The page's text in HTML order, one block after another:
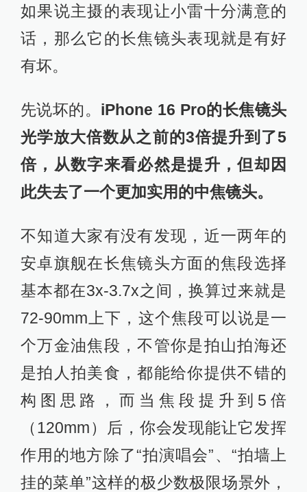
如果说主摄的表现让小雷十分满意的
话，那么它的长焦镜头表现就是有好
有坏。
先说坏的。 iPhone 16 Pro的长焦镜头
光学放大倍数从之前的3倍提升到了5
倍，从数字来看必然是提升，但却因
此失去了一个更加实用的中焦镜头。
不知道大家有没有发现，近一两年的
安卓旗舰在长焦镜头方面的焦段选择
基本都在3x-3.7x之间，换算过来就是
72-90mm上下，这个焦段可以说是一
个万金油焦段，不管你是拍山拍海还
是拍人拍美食，都能给你提供不错的
构图思路，而当焦段提升到5倍
（120mm）后，你会发现能让它发挥
作用的地方除了“拍演唱会”、“拍墙上
挂的菜单”这样的极少数极限场景外，